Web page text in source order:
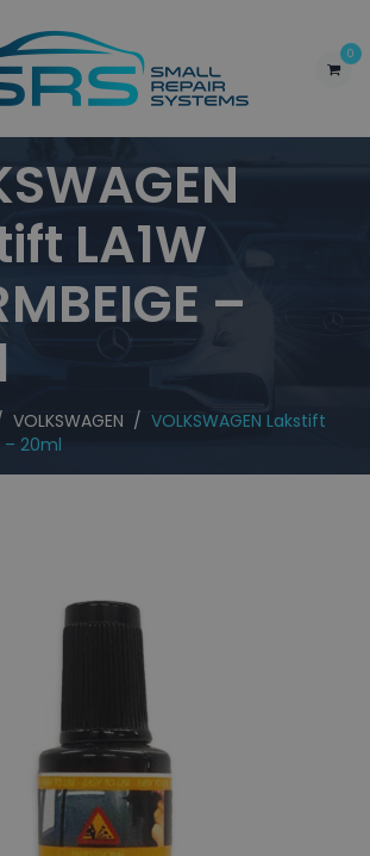
0
LA1W
–
VOLKSWAGEN / VOLKSWAGEN Lakstift
– 20ml